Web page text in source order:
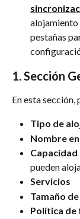
alojamiento
pestañas
1. Sección
En esta
Tipo de
Nombre
Capacidad
pueden
Servicios
Tamaño
Política de